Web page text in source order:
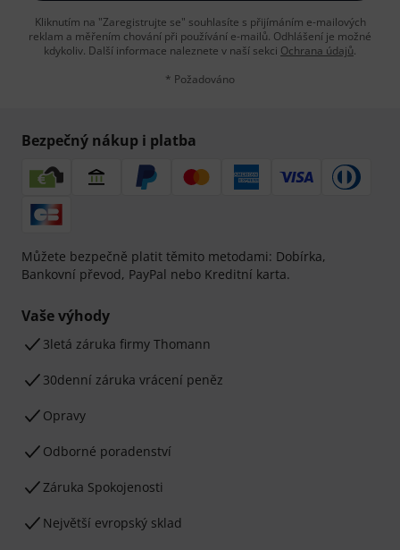
Kliknutím na "Zaregistrujte se" souhlasíte s přijímáním e-mailových
reklam a měřením chování při používání e-mailů. Odhlášení je možné
kdykoliv. Další informace naleznete v naší sekci Ochrana údajů.
* Požadováno
Bezpečný nákup i platba
Můžete bezpečně platit těmito metodami: Dobírka,
Bankovní převod, PayPal nebo Kreditní karta.
Vaše výhody
3letá záruka firmy Thomann
30denní záruka vrácení peněz
Opravy
Odborné poradenství
Záruka Spokojenosti
Největší evropský sklad